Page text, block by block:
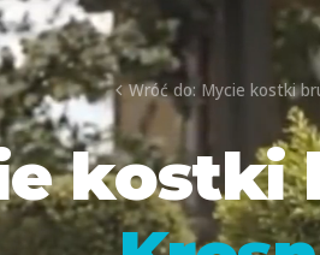
Wróć do: Mycie kostki
kostki